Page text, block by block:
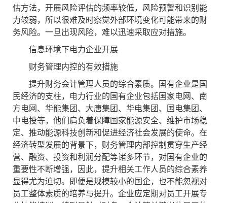
估方法，开展风险评估的频率较低，风险预警和识别能
力较弱，所以很难及时察觉外部环境变化可能带来的财
务风险。一旦出现风险，难以迅速采取应对措施。
信息环境下电力企业开展
财务管理内控的有效措施
提升财务会计管理人员的综合素质。国有企业是国
民经济的支柱，电力行业的国有企业包括国家电网、南
方电网、华能集团、大唐集团、华电集团、国电集团、
中电投等，他们肩负着保障国家能源安全、维护市场稳
定、推动能源科技创新和促进经济社会发展的使命。在
经济转型发展的背景下，财务管理内部控制贯穿生产经
营、融资、投资和利润分配等诸多环节，对国有企业的
重要性不断增强，因此，提升相关工作人员的综合素养
显得尤为迫切。即便是规模较小的国企，也不能忽视对
员工整体素质的培养与提升。企业应定期对员工开展专